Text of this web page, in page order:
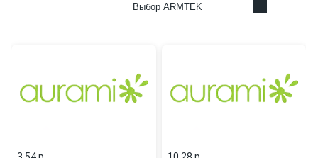
Выбор ARMTEK